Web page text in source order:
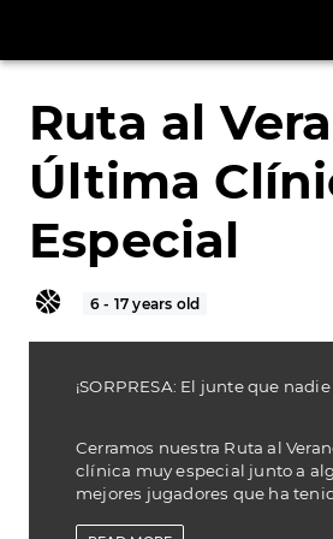
Ruta al
Última
Especial
6 - 17 years old
¡SORPRESA: El junte que
Cerramos nuestra Ruta al
clínica muy especial junto a
mejores jugadores que ha